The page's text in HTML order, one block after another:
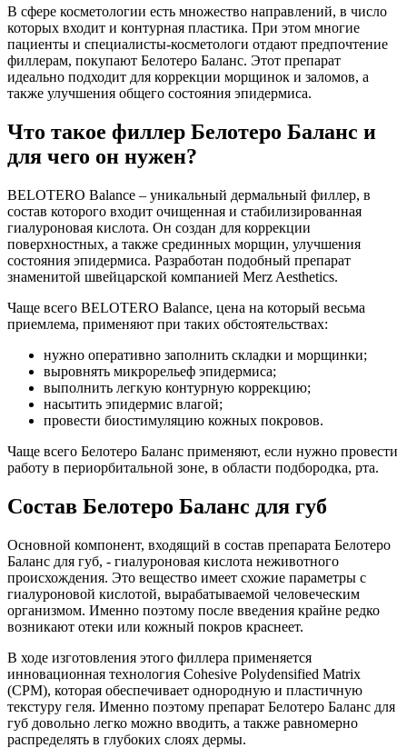
В сфере косметологии есть множество направлений, в число
которых входит и контурная пластика. При этом многие
пациенты и специалисты-косметологи отдают предпочтение
филлерам, покупают Белотеро Баланс. Этот препарат
идеально подходит для коррекции морщинок и заломов, а
также улучшения общего состояния эпидермиса.
Что такое филлер Белотеро Баланс и
для чего он нужен?
BELOTERO Balance – уникальный дермальный филлер, в
состав которого входит очищенная и стабилизированная
гиалуроновая кислота. Он создан для коррекции
поверхностных, а также срединных морщин, улучшения
состояния эпидермиса. Разработан подобный препарат
знаменитой швейцарской компанией Merz Aesthetics.
Чаще всего BELOTERO Balance, цена на который весьма
приемлема, применяют при таких обстоятельствах:
нужно оперативно заполнить складки и морщинки;
выровнять микрорельеф эпидермиса;
выполнить легкую контурную коррекцию;
насытить эпидермис влагой;
провести биостимуляцию кожных покровов.
Чаще всего Белотеро Баланс применяют, если нужно провести
работу в периорбитальной зоне, в области подбородка, рта.
Состав Белотеро Баланс для губ
Основной компонент, входящий в состав препарата Белотеро
Баланс для губ, - гиалуроновая кислота неживотного
происхождения. Это вещество имеет схожие параметры с
гиалуроновой кислотой, вырабатываемой человеческим
организмом. Именно поэтому после введения крайне редко
возникают отеки или кожный покров краснеет.
В ходе изготовления этого филлера применяется
инновационная технология Cohesive Polydensified Matrix
(CPM), которая обеспечивает однородную и пластичную
текстуру геля. Именно поэтому препарат Белотеро Баланс для
губ довольно легко можно вводить, а также равномерно
распределять в глубоких слоях дермы.